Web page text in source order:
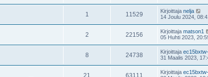
1 11529 Kirjoittaja nelja
14 Joulu 2024,
2 22156 Kirjoittaja matson1
05 Huhti 2023,
8 24738 Kirjoittaja
31 Maalis 2023,
21 63111 Kirjoittaja